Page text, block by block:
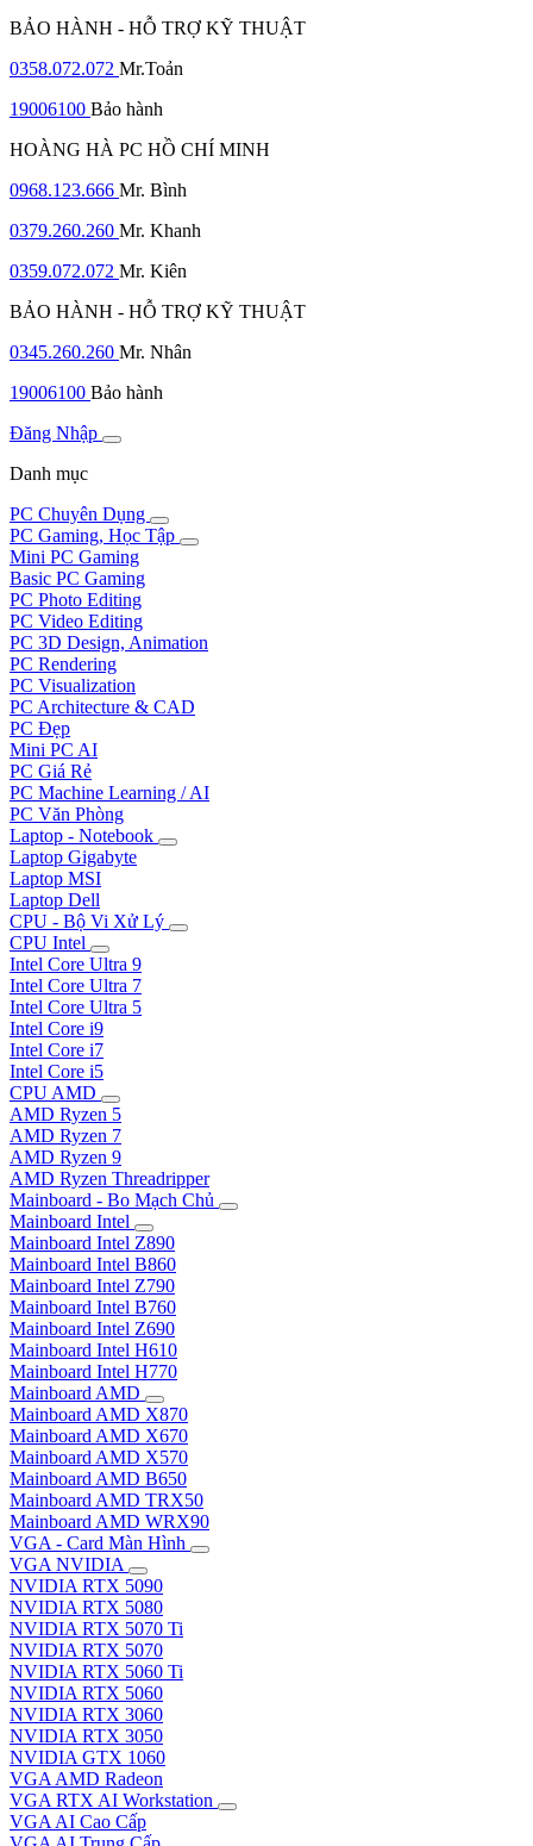
BẢO HÀNH - HỖ TRỢ KỸ THUẬT
0358.072.072 Mr.Toản
19006100 Bảo hành
HOÀNG HÀ PC HỒ CHÍ MINH
0968.123.666 Mr. Bình
0379.260.260 Mr. Khanh
0359.072.072 Mr. Kiên
BẢO HÀNH - HỖ TRỢ KỸ THUẬT
0345.260.260 Mr. Nhân
19006100 Bảo hành
Đăng Nhập
Danh mục
PC Chuyên Dụng
PC Gaming, Học Tập
Mini PC Gaming
Basic PC Gaming
PC Photo Editing
PC Video Editing
PC 3D Design, Animation
PC Rendering
PC Visualization
PC Architecture & CAD
PC Đẹp
Mini PC AI
PC Giá Rẻ
PC Machine Learning / AI
PC Văn Phòng
Laptop - Notebook
Laptop Gigabyte
Laptop MSI
Laptop Dell
CPU - Bộ Vi Xử Lý
CPU Intel
Intel Core Ultra 9
Intel Core Ultra 7
Intel Core Ultra 5
Intel Core i9
Intel Core i7
Intel Core i5
CPU AMD
AMD Ryzen 5
AMD Ryzen 7
AMD Ryzen 9
AMD Ryzen Threadripper
Mainboard - Bo Mạch Chủ
Mainboard Intel
Mainboard Intel Z890
Mainboard Intel B860
Mainboard Intel Z790
Mainboard Intel B760
Mainboard Intel Z690
Mainboard Intel H610
Mainboard Intel H770
Mainboard AMD
Mainboard AMD X870
Mainboard AMD X670
Mainboard AMD X570
Mainboard AMD B650
Mainboard AMD TRX50
Mainboard AMD WRX90
VGA - Card Màn Hình
VGA NVIDIA
NVIDIA RTX 5090
NVIDIA RTX 5080
NVIDIA RTX 5070 Ti
NVIDIA RTX 5070
NVIDIA RTX 5060 Ti
NVIDIA RTX 5060
NVIDIA RTX 3060
NVIDIA RTX 3050
NVIDIA GTX 1060
VGA AMD Radeon
VGA RTX AI Workstation
VGA AI Cao Cấp